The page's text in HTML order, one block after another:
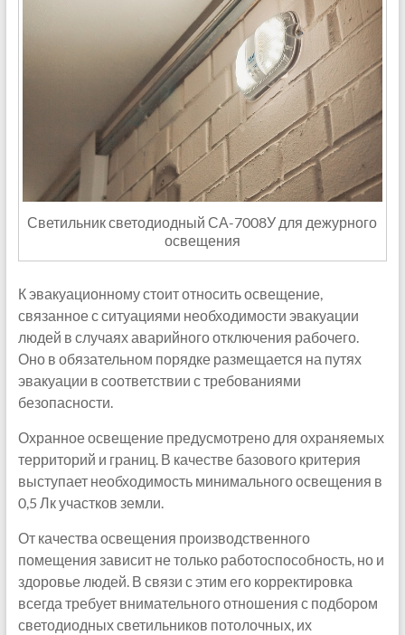
Светильник светодиодный СА-7008У для дежурного
освещения
К эвакуационному стоит относить освещение,
связанное с ситуациями необходимости эвакуации
людей в случаях аварийного отключения рабочего.
Оно в обязательном порядке размещается на путях
эвакуации в соответствии с требованиями
безопасности.
Охранное освещение предусмотрено для охраняемых
территорий и границ. В качестве базового критерия
выступает необходимость минимального освещения в
0,5 Лк участков земли.
От качества освещения производственного
помещения зависит не только работоспособность, но и
здоровье людей. В связи с этим его корректировка
всегда требует внимательного отношения с подбором
светодиодных светильников потолочных, их